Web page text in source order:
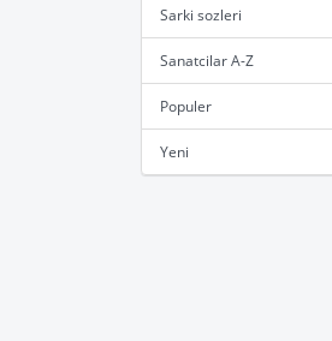
Sarki sozleri
Sanatcilar A-Z
Populer
Yeni